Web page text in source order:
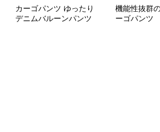
カーゴパンツ ゆったり
デニムバルーンパンツ
機能性抜群
ーゴパンツ